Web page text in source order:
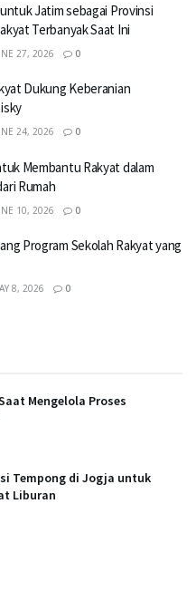
Jatim sebagai Provinsi
Terbanyak Saat Ini
27, 2026 0
Dukung Keberanian
24, 2026 0
Membantu Rakyat dalam
Rumah
10, 2026 0
Program Sekolah Rakyat yang
8, 2026 0
Mengelola Proses
Tempong di Jogja untuk
Liburan